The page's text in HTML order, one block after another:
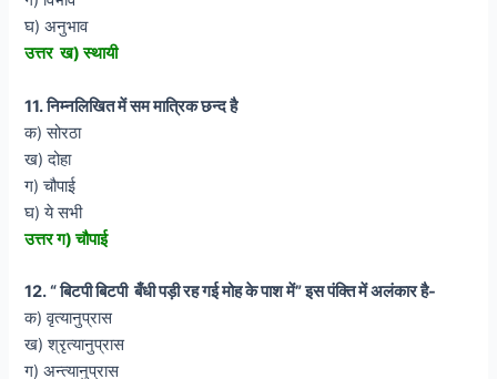
घ) अनुभाव
उत्तर ख) स्थायी
11. निम्नलिखित में सम मात्रिक छन्द है
क) सोरठा
ख) दोहा
ग) चौपाई
घ) ये सभी
उत्तर ग) चौपाई
12. “ बिटपी बिटपी बँधी पड़ी रह गई मोह के पाश में” इस पंक्ति में अलंकार है-
क) वृत्यानुप्रास
ख) श्रृत्यानुप्रास
ग) अन्त्यानुप्रास